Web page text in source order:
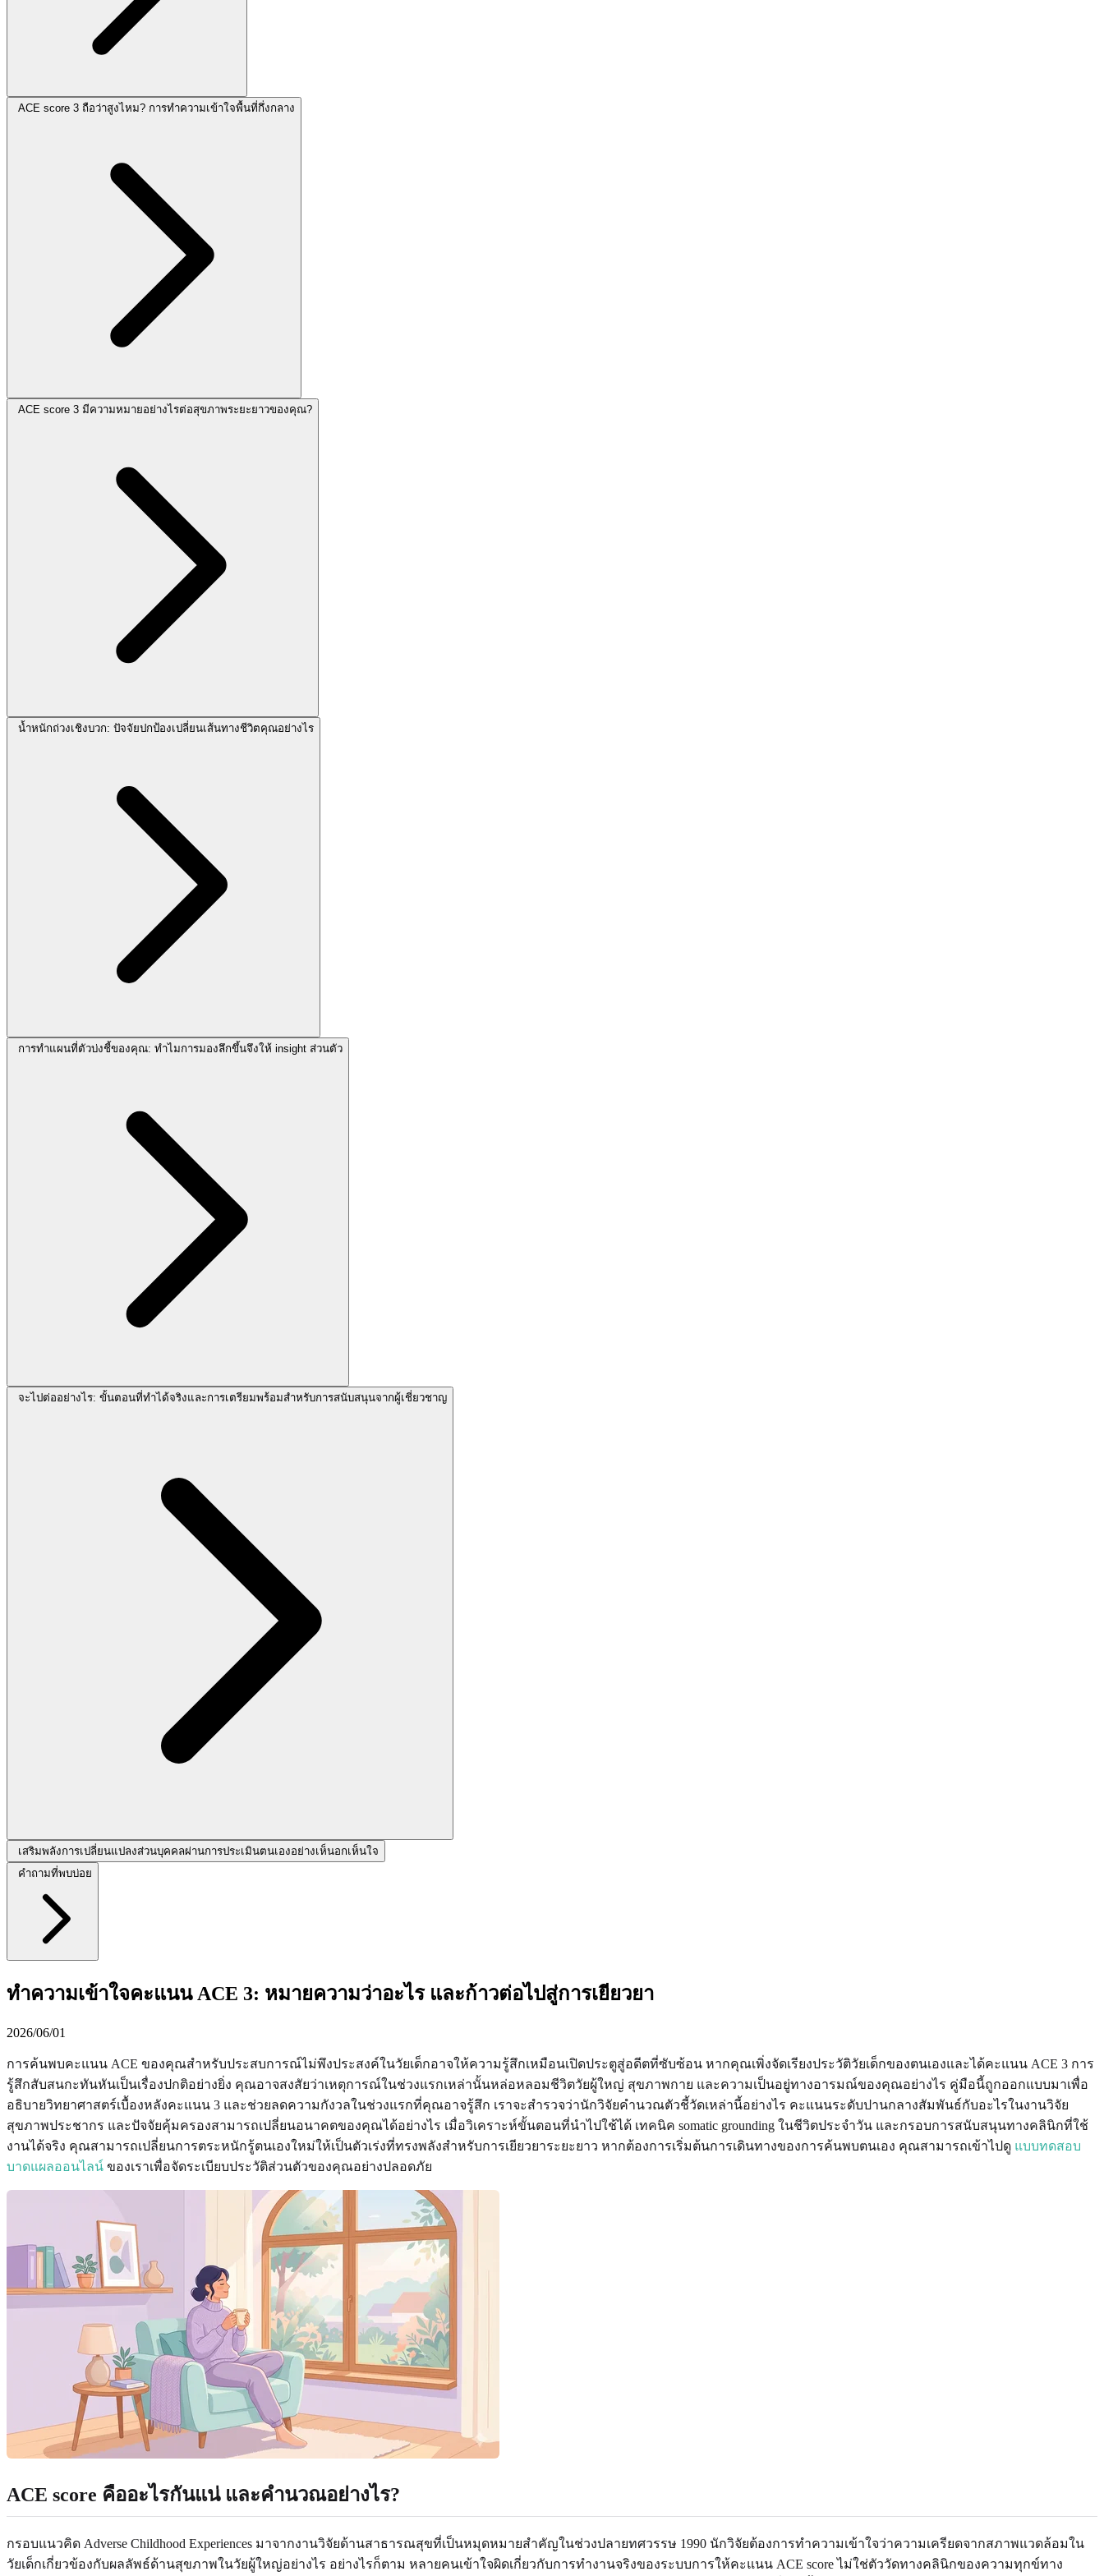
ACE score 3 ถือว่าสูงไหม? การทำความเข้าใจพื้นที่กึ่งกลาง
ACE score 3 มีความหมายอย่างไรต่อสุขภาพระยะยาวของคุณ?
น้ำหนักถ่วงเชิงบวก: ปัจจัยปกป้องเปลี่ยนเส้นทางชีวิตคุณอย่างไร
การทำแผนที่ตัวบ่งชี้ของคุณ: ทำไมการมองลึกขึ้นจึงให้ insight ส่วนตัว
จะไปต่ออย่างไร: ขั้นตอนที่ทำได้จริงและการเตรียมพร้อมสำหรับการสนับสนุนจากผู้เชี่ยวชาญ
เสริมพลังการเปลี่ยนแปลงส่วนบุคคลผ่านการประเมินตนเองอย่างเห็นอกเห็นใจ
คำถามที่พบบ่อย
ทำความเข้าใจคะแนน ACE 3: หมายความว่าอะไร และก้าวต่อไปสู่การเยียวยา
2026/06/01
การค้นพบคะแนน ACE ของคุณสำหรับประสบการณ์ไม่พึงประสงค์ในวัยเด็กอาจให้ความรู้สึกเหมือนเปิดประตูสู่อดีตที่ซับซ้อน หากคุณเพิ่งจัดเรียงประวัติวัยเด็กของตนเองและได้คะแนน ACE 3 การ
รู้สึกสับสนกะทันหันเป็นเรื่องปกติอย่างยิ่ง คุณอาจสงสัยว่าเหตุการณ์ในช่วงแรกเหล่านั้นหล่อหลอมชีวิตวัยผู้ใหญ่ สุขภาพกาย และความเป็นอยู่ทางอารมณ์ของคุณอย่างไร คู่มือนี้ถูกออกแบบมาเพื่อ
อธิบายวิทยาศาสตร์เบื้องหลังคะแนน 3 และช่วยลดความกังวลในช่วงแรกที่คุณอาจรู้สึก เราจะสำรวจว่านักวิจัยคำนวณตัวชี้วัดเหล่านี้อย่างไร คะแนนระดับปานกลางสัมพันธ์กับอะไรในงานวิจัย
สุขภาพประชากร และปัจจัยคุ้มครองสามารถเปลี่ยนอนาคตของคุณได้อย่างไร เมื่อวิเคราะห์ขั้นตอนที่นำไปใช้ได้ เทคนิค somatic grounding ในชีวิตประจำวัน และกรอบการสนับสนุนทางคลินิกที่ใช้
งานได้จริง คุณสามารถเปลี่ยนการตระหนักรู้ตนเองใหม่ให้เป็นตัวเร่งที่ทรงพลังสำหรับการเยียวยาระยะยาว หากต้องการเริ่มต้นการเดินทางของการค้นพบตนเอง คุณสามารถเข้าไปดู แบบทดสอบ
บาดแผลออนไลน์ ของเราเพื่อจัดระเบียบประวัติส่วนตัวของคุณอย่างปลอดภัย
ACE score คืออะไรกันแน่ และคำนวณอย่างไร?
กรอบแนวคิด Adverse Childhood Experiences มาจากงานวิจัยด้านสาธารณสุขที่เป็นหมุดหมายสำคัญในช่วงปลายทศวรรษ 1990 นักวิจัยต้องการทำความเข้าใจว่าความเครียดจากสภาพแวดล้อมใน
วัยเด็กเกี่ยวข้องกับผลลัพธ์ด้านสุขภาพในวัยผู้ใหญ่อย่างไร อย่างไรก็ตาม หลายคนเข้าใจผิดเกี่ยวกับการทำงานจริงของระบบการให้คะแนน ACE score ไม่ใช่ตัววัดทางคลินิกของความทุกข์ทาง